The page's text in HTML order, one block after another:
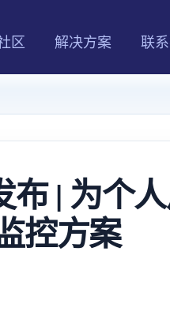
区 解决方案 联
| 为个
控方案